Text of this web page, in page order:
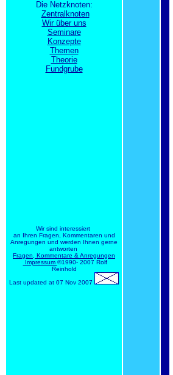
Die Netzknoten:
Zentralknoten
Wir über uns
Seminare
Konzepte
Themen
Theorie
Fundgrube
Wir sind interessiert
an Ihren Fragen, Kommentaren und
Anregungen und werden Ihnen gerne
antworten
Fragen, Kommentare & Anregungen
Impressum ©1990- 2007 Rolf
Reinhold
Last updated at 07 Nov 2007